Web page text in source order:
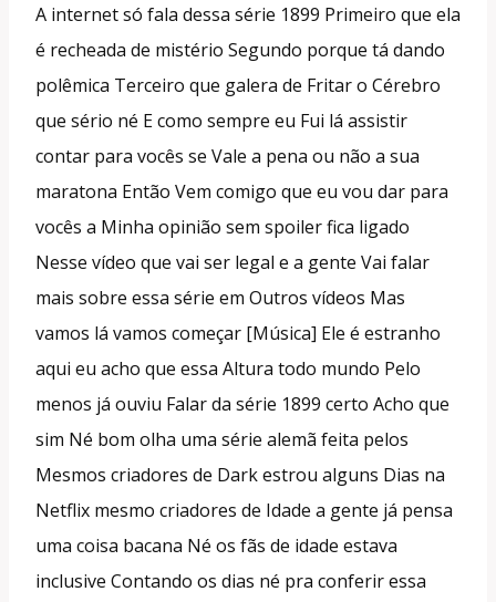
A internet só fala dessa série 1899 Primeiro que ela
é recheada de mistério Segundo porque tá dando
polêmica Terceiro que galera de Fritar o Cérebro
que sério né E como sempre eu Fui lá assistir
contar para vocês se Vale a pena ou não a sua
maratona Então Vem comigo que eu vou dar para
vocês a Minha opinião sem spoiler fica ligado
Nesse vídeo que vai ser legal e a gente Vai falar
mais sobre essa série em Outros vídeos Mas
vamos lá vamos começar [Música] Ele é estranho
aqui eu acho que essa Altura todo mundo Pelo
menos já ouviu Falar da série 1899 certo Acho que
sim Né bom olha uma série alemã feita pelos
Mesmos criadores de Dark estrou alguns Dias na
Netflix mesmo criadores de Idade a gente já pensa
uma coisa bacana Né os fãs de idade estava
inclusive Contando os dias né pra conferir essa